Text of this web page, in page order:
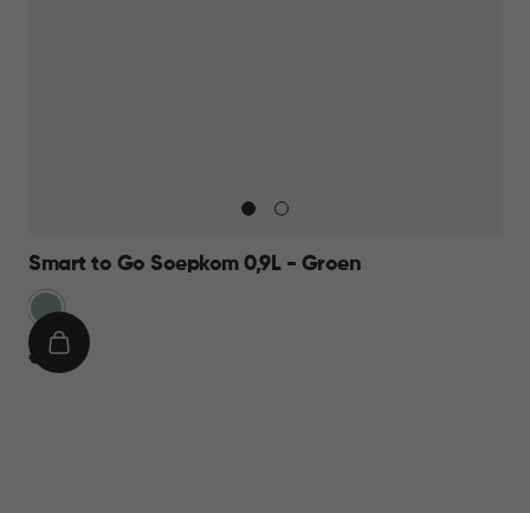
Smart to Go Soepkom 0,9L - Groen
Groen
€
€ 7,95
IN